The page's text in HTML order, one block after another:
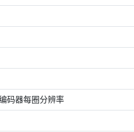
码器每圈分辨率